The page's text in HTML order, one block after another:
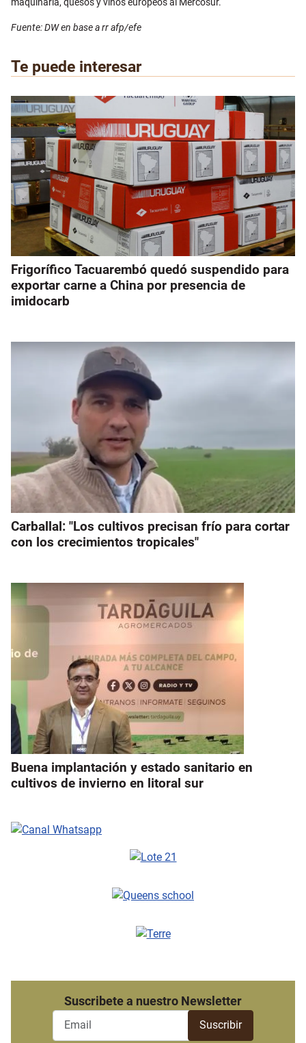
Fuente: DW en base a rr afp/efe
Te puede interesar
Frigorífico Tacuarembó quedó suspendido para
exportar carne a China por presencia de
imidocarb
Carballal: "Los cultivos precisan frío para cortar
con los crecimientos tropicales"
Buena implantación y estado sanitario en
cultivos de invierno en litoral sur
Suscribete a nuestro Newsletter